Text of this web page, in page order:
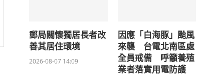
郵局關懷獨居長者改
善其居住環境
2026-08-07 14:09
因應「白海豚」颱風
來襲 台電北南區處
全員戒備 呼籲養殖
業者落實用電防護